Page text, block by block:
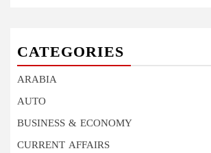
CATEGORIES
ARABIA
AUTO
BUSINESS & ECONOMY
CURRENT AFFAIRS